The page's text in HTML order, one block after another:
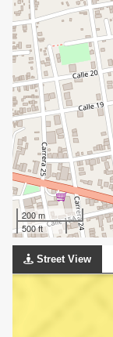
200 m
500 ft
Street View